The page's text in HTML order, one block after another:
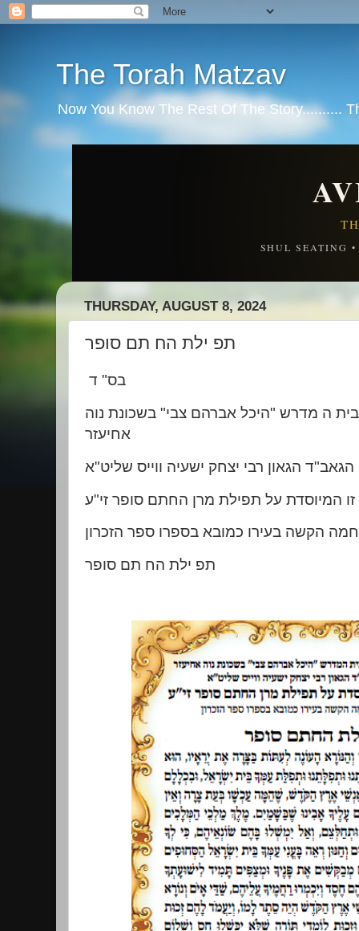
The Torah Matzav
Now You Know The Rest Of The Story..........
SHUL SEATING
THURSDAY, AUGUST 8, 2024
תפ ילת הח תם סופר
בס" ד
ה מדרש "היכל אברהם צבי" בשכונת נוה
אחיעזר
הגאב"ד הגאון רבי יצחק ישעיה ווייס שליט"א
המיוסדת על תפילת מרן החתם סופר זי"ע
הקשה בעירו כמובא בספרו ספר הזכרון
תפ ילת הח תם סופר